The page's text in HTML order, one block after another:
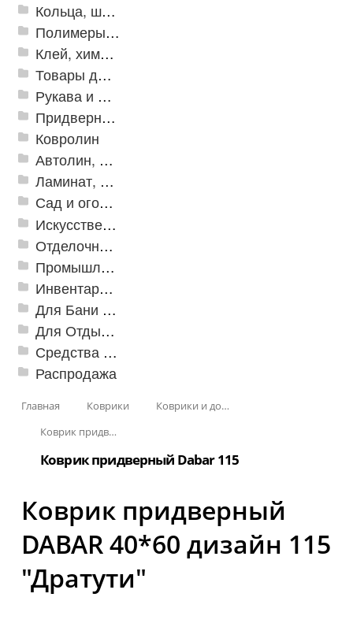
Кольца, шайбы, манжеты
Полимеры и пластики
Клей, химия, сопутствующие товары
Товары для дома
Рукава и шланги промышленные
Придверные решетки
Ковролин
Автолин, Транслин, Линолеум
Ламинат, Кварцвиниловая плитка SPC
Сад и огород
Искусственная трава
Отделочные профили
Промышленный текстиль
Инвентарь для клининга
Для Бани и Сауны
Для Отдыха и Пикника
Средства от насекомых и садовых вредителей
Распродажа
Главная Коврики
Коврики и дорожки пористые (Лапша)
Коврик придверный Dabar
Коврик придверный Dabar 115
Коврик придверный
DABAR 40*60 дизайн 115
"Дратути"